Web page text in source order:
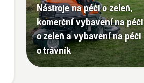
Nástroje na péči o zeleň,
komerční vybavení na péči
o zeleň a vybavení na péči
o trávník